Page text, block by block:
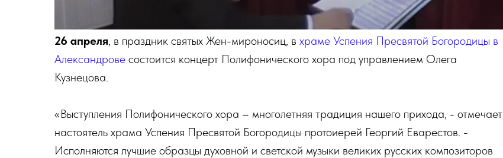
26 апреля, в праздник святых Жен-мироносиц, в храме Успения Пресвятой Богородицы в
Александрове состоится концерт Полифонического хора под управлением Олега
Кузнецова.
«Выступления Полифонического хора – многолетняя традиция нашего прихода, - отмечает
настоятель храма Успения Пресвятой Богородицы протоиерей Георгий Еварестов. -
Исполняются лучшие образцы духовной и светской музыки великих русских композиторов